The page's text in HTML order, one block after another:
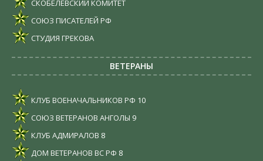
СКОБЕЛЕВСКИЙ КОМИТЕТ
СОЮЗ ПИСАТЕЛЕЙ РФ
СТУДИЯ ГРЕКОВА
ВЕТЕРАНЫ
КЛУБ ВОЕНАЧАЛЬНИКОВ РФ 10
СОЮЗ ВЕТЕРАНОВ АНГОЛЫ 9
КЛУБ АДМИРАЛОВ 8
ДОМ ВЕТЕРАНОВ ВС РФ 8